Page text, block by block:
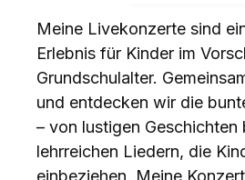
Meine Livekonzerte sind
Erlebnis für Kinder im
Grundschulalter.
und entdecken wir die
– von lustigen Geschichten
lehrreichen Liedern, die
einbeziehen. Meine